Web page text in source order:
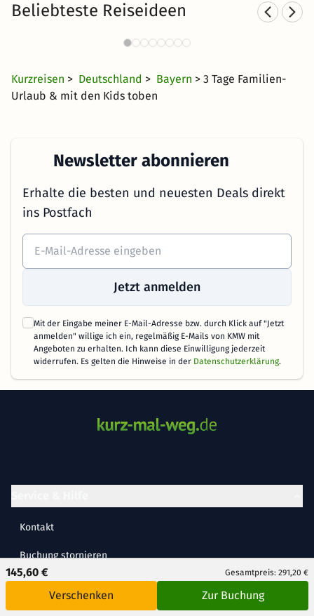
145,60 € Gesamtpreis: 291,20 €
Verschenken Zur Buchung
Beliebteste Reiseideen
Kurzurlaub in den Bergen
4417 Angebote
Kurzreisen > Deutschland > Bayern > 3 Tage Familien-
Urlaub & mit den Kids toben
Newsletter abonnieren
Erhalte die besten und neuesten Deals direkt
ins Postfach
Jetzt anmelden
Mit der Eingabe meiner E-Mail-Adresse bzw. durch Klick auf "Jetzt
anmelden" willige ich ein, regelmäßig E-Mails von KMW mit
Angeboten zu erhalten. Ich kann diese Einwilligung jederzeit
widerrufen. Es gelten die Hinweise in der Datenschutzerklärung.
Kontakt
Buchung stornieren
FAQ
Cookie-Einstellungen